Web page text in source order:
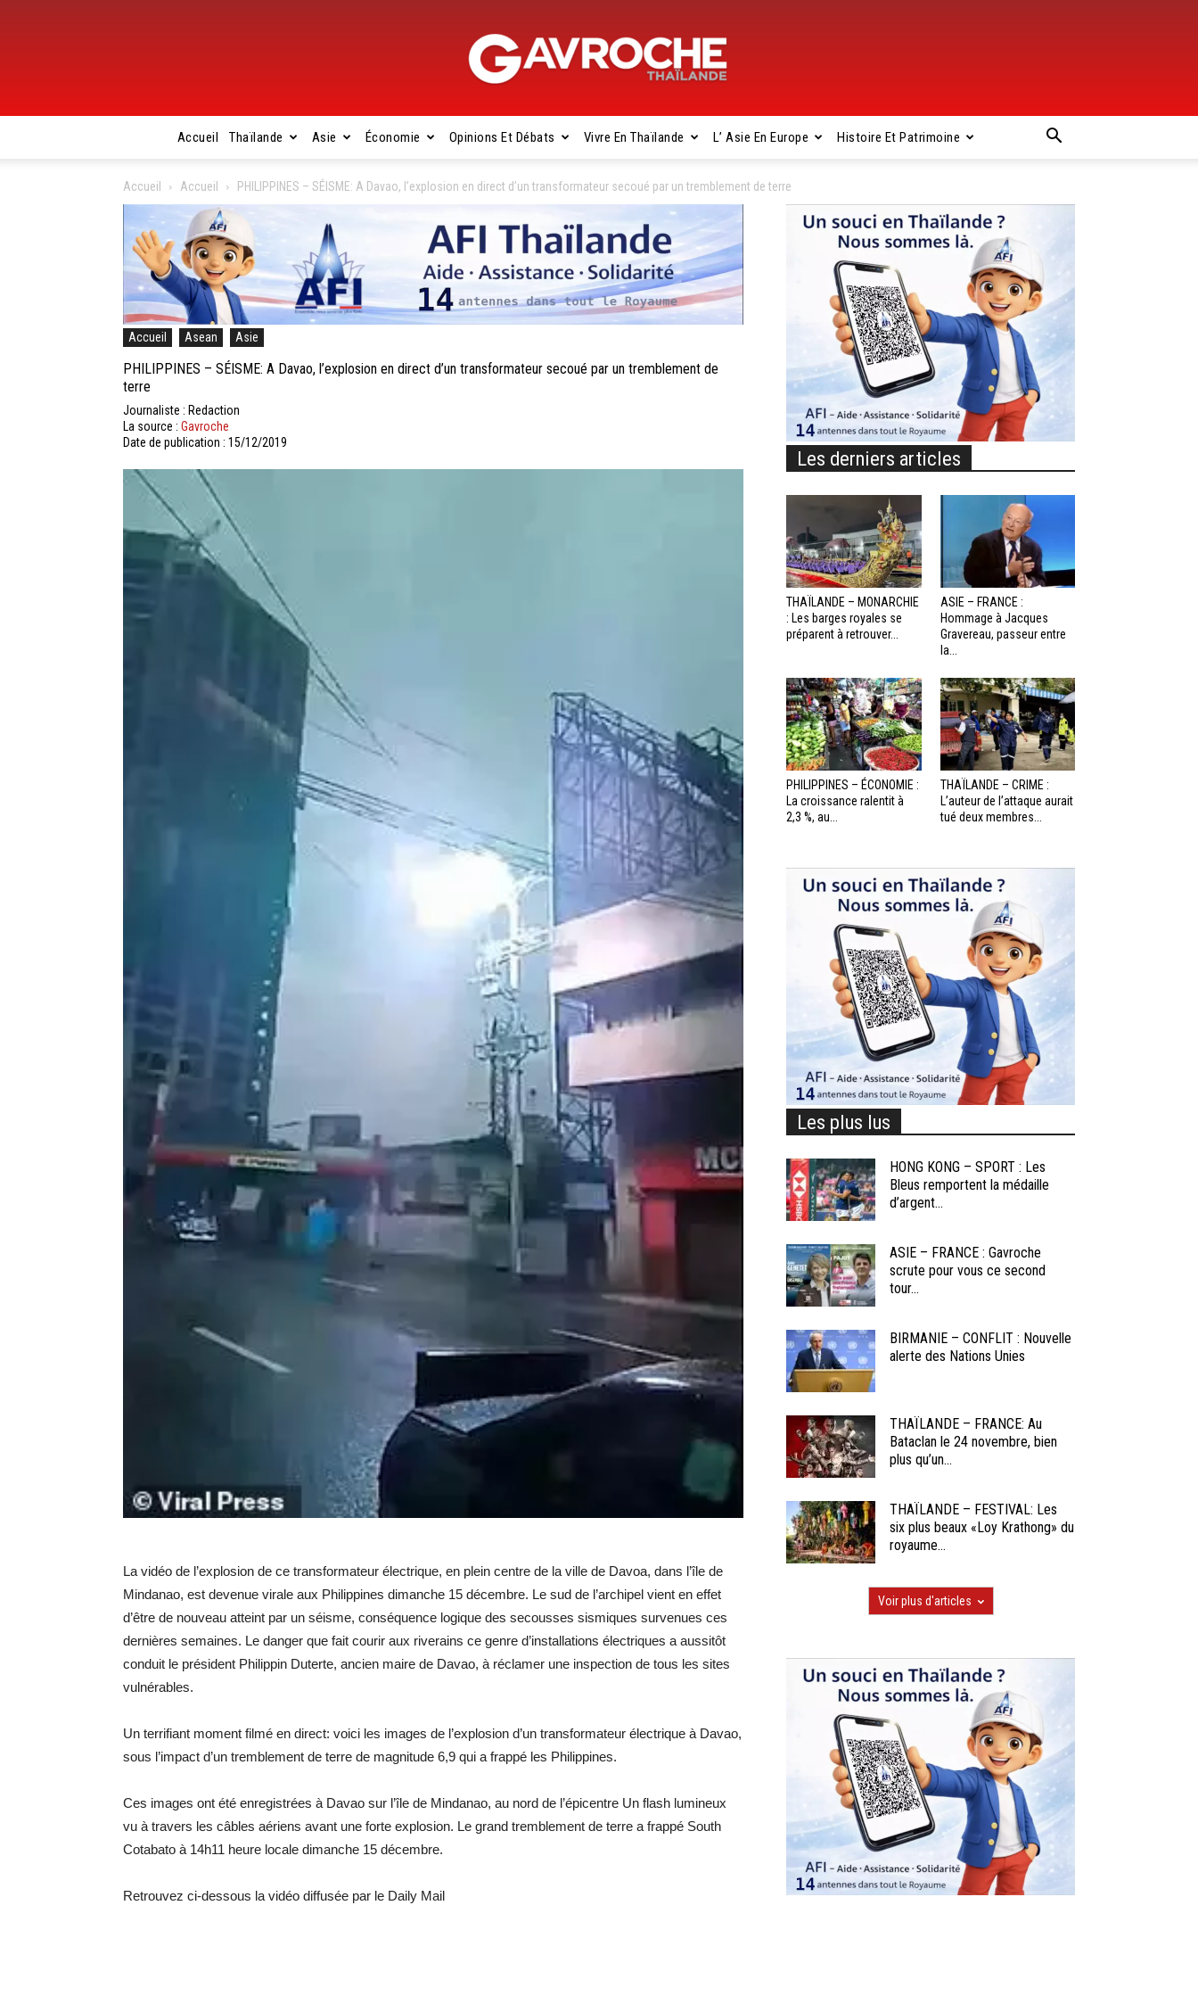
Gavroche
Thaïlande
Accueil Thaïlande Asie Économie Opinions Et Débats Vivre En Thaïlande L’ Asie En Europe Histoire Et Patrimoine
Accueil Accueil PHILIPPINES – SÉISME: A Davao, l’explosion en direct d’un transformateur secoué par un tremblement de terre
Accueil Asean Asie
PHILIPPINES – SÉISME: A Davao, l’explosion en direct d’un transformateur secoué par un tremblement de
terre
Journaliste : Redaction
La source : Gavroche
Date de publication : 15/12/2019
La vidéo de l’explosion de ce transformateur électrique, en plein centre de la ville de Davoa, dans l’île de
Mindanao, est devenue virale aux Philippines dimanche 15 décembre. Le sud de l’archipel vient en effet
d’être de nouveau atteint par un séisme, conséquence logique des secousses sismiques survenues ces
dernières semaines. Le danger que fait courir aux riverains ce genre d’installations électriques a aussitôt
conduit le président Philippin Duterte, ancien maire de Davao, à réclamer une inspection de tous les sites
vulnérables.
Un terrifiant moment filmé en direct: voici les images de l’explosion d’un transformateur électrique à Davao,
sous l’impact d’un tremblement de terre de magnitude 6,9 qui a frappé les Philippines.
Ces images ont été enregistrées à Davao sur l’île de Mindanao, au nord de l’épicentre Un flash lumineux
vu à travers les câbles aériens avant une forte explosion. Le grand tremblement de terre a frappé South
Cotabato à 14h11 heure locale dimanche 15 décembre.
Retrouvez ci-dessous la vidéo diffusée par le Daily Mail
Les derniers articles
THAÏLANDE – MONARCHIE
: Les barges royales se
préparent à retrouver...
ASIE – FRANCE :
Hommage à Jacques
Gravereau, passeur entre
la...
PHILIPPINES – ÉCONOMIE :
La croissance ralentit à
2,3 %, au...
THAÏLANDE – CRIME :
L’auteur de l’attaque aurait
tué deux membres...
Les plus lus
HONG KONG – SPORT : Les
Bleus remportent la médaille
d’argent...
ASIE – FRANCE : Gavroche
scrute pour vous ce second
tour...
BIRMANIE – CONFLIT : Nouvelle
alerte des Nations Unies
THAÏLANDE – FRANCE: Au
Bataclan le 24 novembre, bien
plus qu’un...
THAÏLANDE – FESTIVAL: Les
six plus beaux «Loy Krathong» du
royaume...
Voir plus d'articles